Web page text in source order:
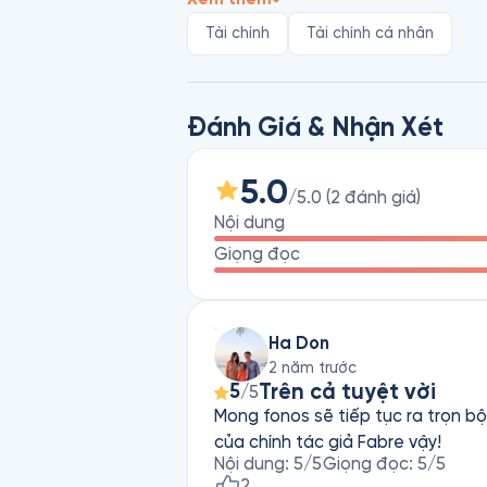
được tự do tài chính, đã cùng nhau
những điều bản thân yêu thích và
cuốn sách tập hợp những nguyên
vòng quanh thế giới.
Tài chính Tài chính cá nhân
Đánh Giá & Nhận Xét
5.0/5.0 (2 đánh giá)
Nội dung
Giọng đọc
Ha Don
2 năm trước
5/5Trên cả tuyệt vời
Mong fonos sẽ tiếp tục ra trọn
của chính tác giả Fabre vậy!
Nội dung: 5/5Giọng đọc: 5/5